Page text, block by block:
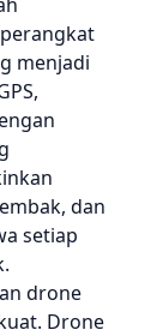
menjadi
dan
setiap
drone
Drone